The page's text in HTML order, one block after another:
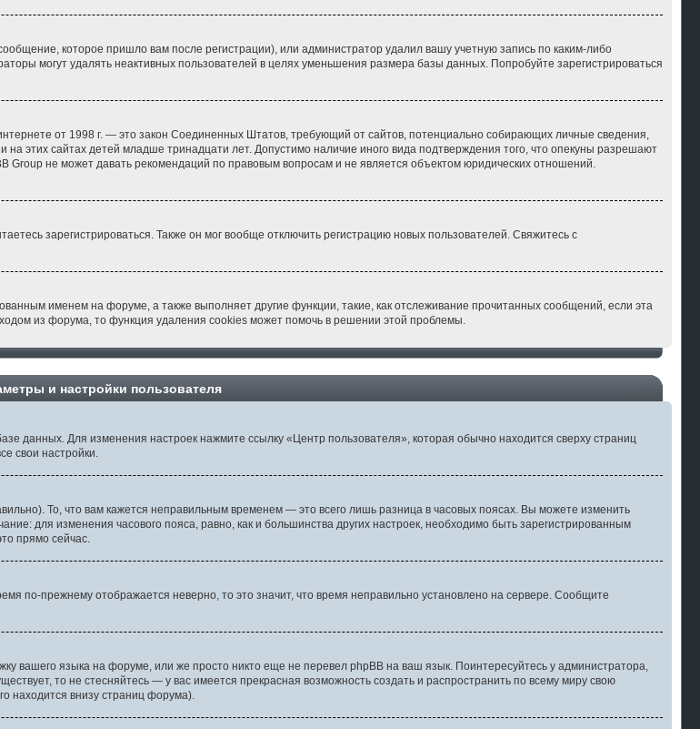
которое пришло вам после регистрации), или администратор удалил вашу учетную запись по каким-либо
могут удалять неактивных пользователей в целях уменьшения размера базы данных. Попробуйте зарегистрироваться
от 1998 г. — это закон Соединенных Штатов, требующий от сайтов, потенциально собирающих личные сведения,
этих сайтах детей младше тринадцати лет. Допустимо наличие иного вида подтверждения того, что опекуны разрешают
не может давать рекомендаций по правовым вопросам и не является объектом юридических отношений.
зарегистрироваться. Также он мог вообще отключить регистрацию новых пользователей. Свяжитесь с
именем на форуме, а также выполняет другие функции, такие, как отслеживание прочитанных сообщений, если эта
из форума, то функция удаления cookies может помочь в решении этой проблемы.
и настройки пользователя
данных. Для изменения настроек нажмите ссылку «Центр пользователя», которая обычно находится сверху страниц
свои настройки.
То, что вам кажется неправильным временем — это всего лишь разница в часовых поясах. Вы можете изменить
для изменения часового пояса, равно, как и большинства других настроек, необходимо быть зарегистрированным
прямо сейчас.
по-прежнему отображается неверно, то это значит, что время неправильно установлено на сервере. Сообщите
вашего языка на форуме, или же просто никто еще не перевел phpBB на ваш язык. Поинтересуйтесь у администратора,
то не стесняйтесь — у вас имеется прекрасная возможность создать и распространить по всему миру свою
находится внизу страниц форума).